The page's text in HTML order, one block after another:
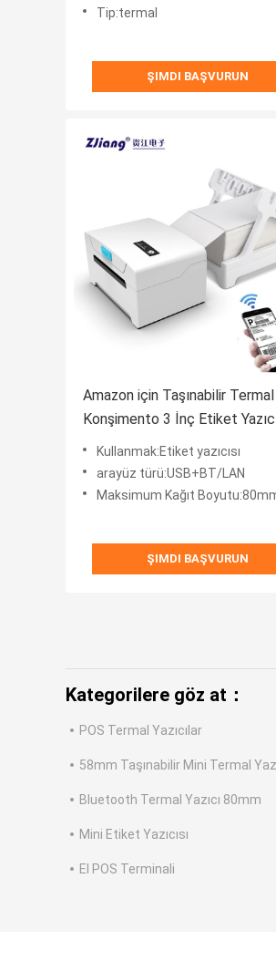
Tip:termal
ŞIMDI BAŞVURUN
Amazon için Taşınabilir Termal
Konşimento 3 İnç Etiket
Kullanmak:Etiket yazıcısı
arayüz türü:USB+BT/LAN
Maksimum Kağıt
ŞIMDI BAŞVURUN
Kategorilere göz at：
POS Termal Yazıcılar
58mm Taşınabilir Mini Termal
Bluetooth Termal Yazıcı 80mm
Mini Etiket Yazıcısı
El POS Terminali